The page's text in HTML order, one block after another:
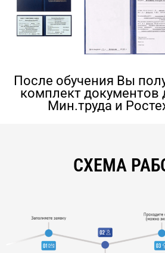
После обучения Вы
комплект документов
Мин.труда и
СХЕМА